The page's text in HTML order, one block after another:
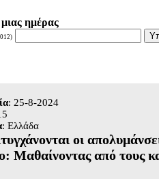
ημέρας
: 25-8-2024
: Ελλάδα
οι
Μαθαίνοντας από τους